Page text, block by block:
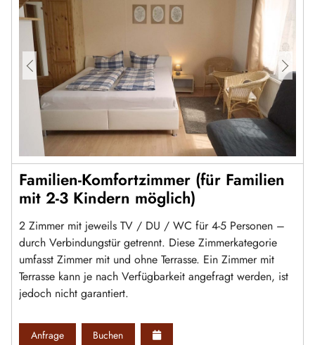
Familien-Komfortzimmer (für Familien
mit 2-3 Kindern möglich)
2 Zimmer mit jeweils TV / DU / WC für 4-5 Personen –
durch Verbindungstür getrennt. Diese Zimmerkategorie
umfasst Zimmer mit und ohne Terrasse. Ein Zimmer mit
Terrasse kann je nach Verfügbarkeit angefragt werden, ist
jedoch nicht garantiert.
Anfrage Buchen